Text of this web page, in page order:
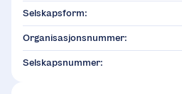
Selskapsform:
Organisasjonsnummer:
Selskapsnummer: